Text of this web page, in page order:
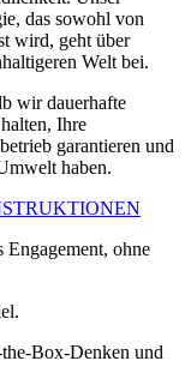
das sowohl von
wird, geht über
Welt bei.
wir dauerhafte
Ihre
garantieren und
haben.
Engagement, ohne
Box-Denken und